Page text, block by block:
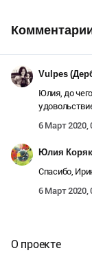
Vulpes
Юлия, до
6 Март 2020,
Юлия
Спасибо,
6 Март 2020,
О проекте